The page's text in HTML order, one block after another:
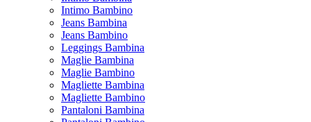
Intimo Bambino
Jeans Bambina
Jeans Bambino
Leggings Bambina
Maglie Bambina
Maglie Bambino
Magliette Bambina
Magliette Bambino
Pantaloni Bambina